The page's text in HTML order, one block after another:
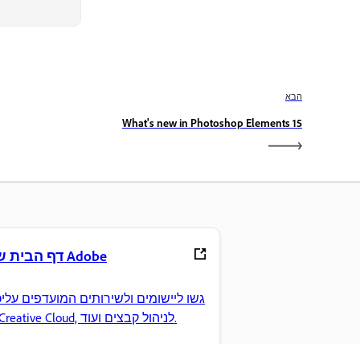
הבא
What's new in Photoshop Elements 15
דף הבית של Adobe
גשו ליישומים ולשירותים המועדפים
ב-Creative Cloud, לניהול קבצים ועוד.